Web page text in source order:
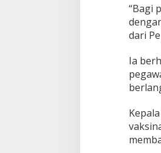
“Bagi
dari
Ia